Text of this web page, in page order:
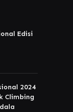
Edisi
2024
Climbing